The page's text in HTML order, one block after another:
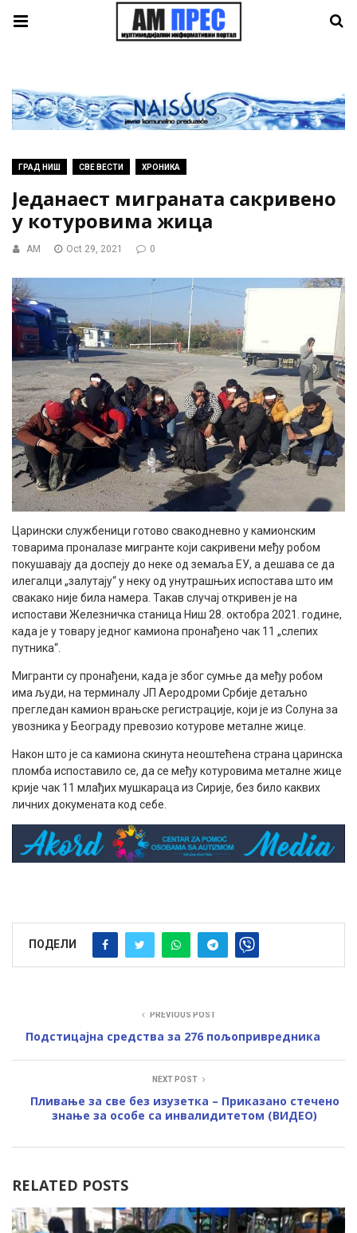
ГРАД НИШ СВЕ ВЕСТИ ХРОНИКА
Једанаест миграната сакривено
у котуровима жица
AM Oct 29, 2021 0
Царински службеници готово свакодневно у камионским
товарима проналазе мигранте који сакривени међу робом
покушавају да доспеју до неке од земаља ЕУ, а дешава се да
илегалци „залутају“ у неку од унутрашњих испостава што им
свакако није била намера. Такав случај откривен је на
испостави Железничка станица Ниш 28. октобра 2021. године,
када је у товару једног камиона пронађено чак 11 „слепих
путника“.
Мигранти су пронађени, када је због сумње да међу робом
има људи, на терминалу ЈП Аеродроми Србије детаљно
прегледан камион врањске регистрације, који је из Солуна за
увозника у Београду превозио котурове металне жице.
Након што је са камиона скинута неоштећена страна царинска
пломба испоставило се, да се међу котуровима металне жице
крије чак 11 млађих мушкараца из Сирије, без било каквих
личних докумената код себе.
ПОДЕЛИ
PREVIOUS POST
Подстицајна средства за 276 пољопривредника
NEXT POST
Пливање за све без изузетка – Приказано стечено
знање за особе са инвалидитетом (ВИДЕО)
RELATED POSTS